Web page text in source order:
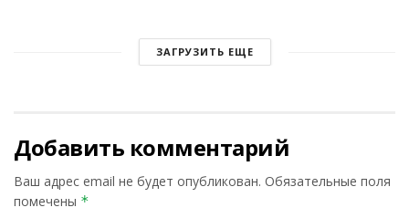
ЗАГРУЗИТЬ ЕЩЕ
Добавить комментарий
Ваш адрес email не будет опубликован. Обязательные поля
помечены *